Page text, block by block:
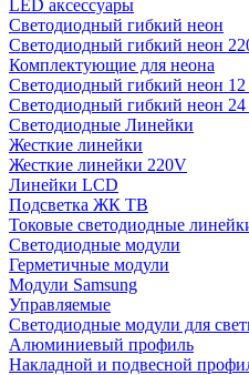
LED аксессуары
Светодиодный гибкий неон
Светодиодный гибкий неон
Комплектующие для неона
Светодиодный гибкий неон 12
Светодиодный гибкий неон 24
Светодиодные Линейки
Жесткие линейки
Жесткие линейки 220V
Линейки LCD
Подсветка ЖК ТВ
Токовые светодиодные
Светодиодные модули
Герметичные модули
Модули Samsung
Управляемые
Светодиодные модули для
Алюминиевый профиль
Накладной и подвесной